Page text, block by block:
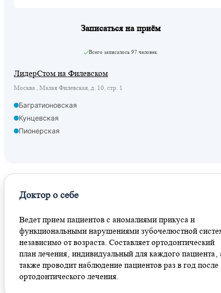
Записаться на приём
Всего записалось 97 человек
ЛидерСтом на Филевском
Москва , Малая Филевская, д. 10, стр. 1
Багратионовская
Кунцевская
Пионерская
Давыдково
Доктор о себе
Ведет прием пациентов с аномалиями прикуса и
функциональными нарушениями зубочелюстной
независимо от возраста. Составляет ортодонтический
план лечения‚ индивидуальный для каждого пациента‚
также проводит наблюдение пациентов раз в год после
ортодонтического лечения.